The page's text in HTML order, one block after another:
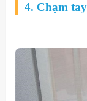
4. Chạm